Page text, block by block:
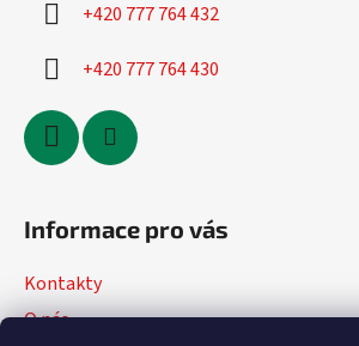
+420 777 764 432
+420 777 764 430
Informace pro vás
Kontakty
O nás